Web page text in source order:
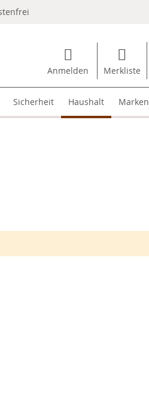
Anmelden Merkliste
Sicherheit Haushalt Marken